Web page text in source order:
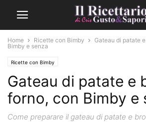
Home Ricette con Bimby
Gateau di patate
Bimby e senza
Ricette con Bimby
Gateau di patate e
forno, con Bimby e
Come preparare il gateau di patate e